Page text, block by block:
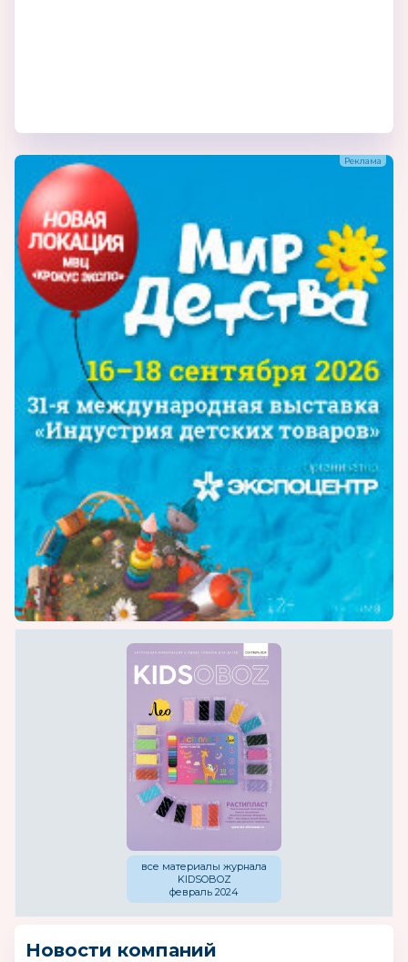
Это позволяет ОАО ДОК «Красный Октябрь»
занимать лидирующие позиции в
деревообрабатывающей промышленности.
все материалы журнала
KIDSOBOZ
февраль 2024
Новости компаний